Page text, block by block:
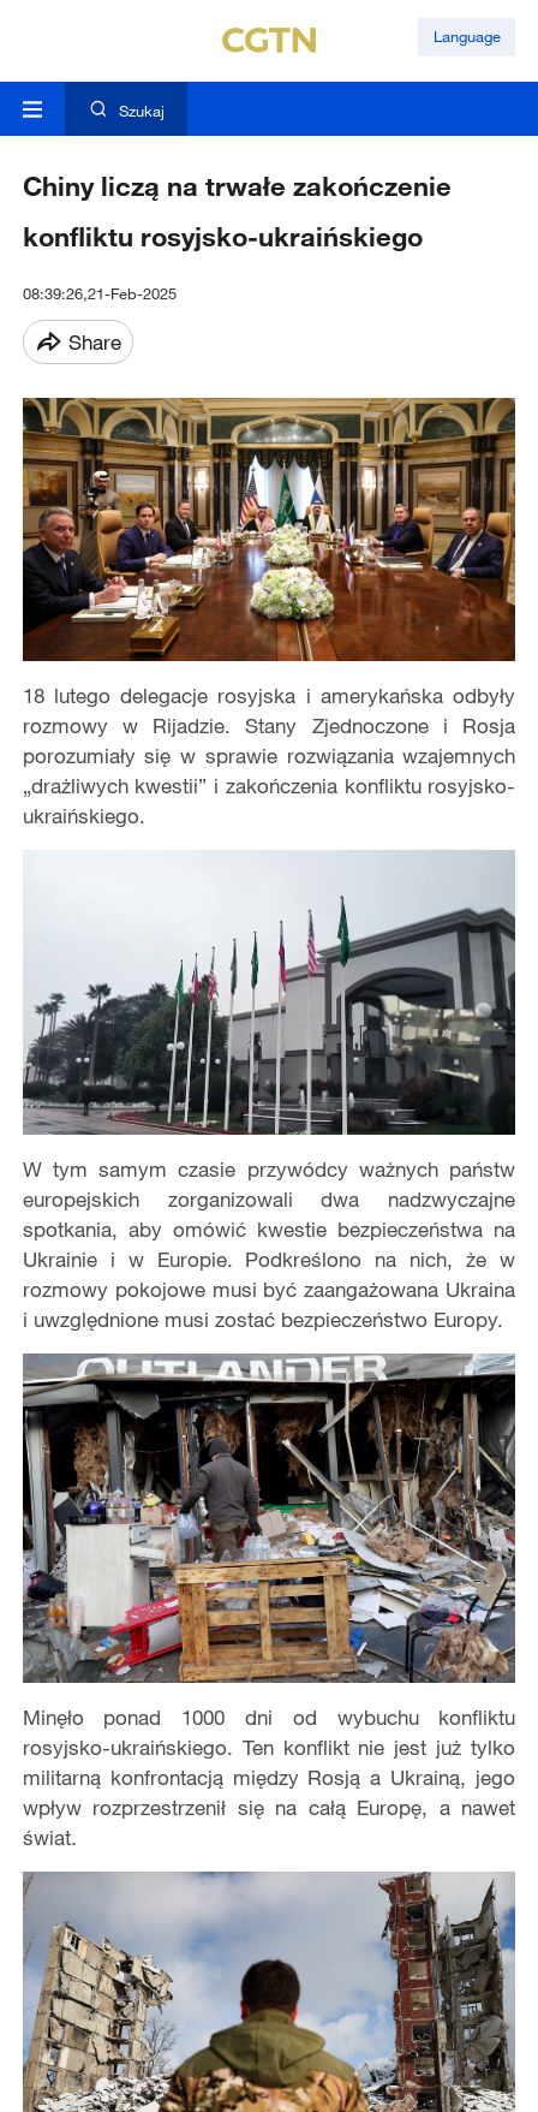
Language
Szukaj
Chiny liczą na trwałe zakończenie
konfliktu rosyjsko-ukraińskiego
08:39:26,21-Feb-2025
Share
18 lutego delegacje rosyjska i amerykańska odbyły
rozmowy w Rijadzie. Stany Zjednoczone i Rosja
porozumiały się w sprawie rozwiązania wzajemnych
„drażliwych kwestii” i zakończenia konfliktu rosyjsko-
ukraińskiego.
W tym samym czasie przywódcy ważnych państw
europejskich zorganizowali dwa nadzwyczajne
spotkania, aby omówić kwestie bezpieczeństwa na
Ukrainie i w Europie. Podkreślono na nich, że w
rozmowy pokojowe musi być zaangażowana Ukraina
i uwzględnione musi zostać bezpieczeństwo Europy.
Minęło ponad 1000 dni od wybuchu konfliktu
rosyjsko-ukraińskiego. Ten konflikt nie jest już tylko
militarną konfrontacją między Rosją a Ukrainą, jego
wpływ rozprzestrzenił się na całą Europę, a nawet
świat.